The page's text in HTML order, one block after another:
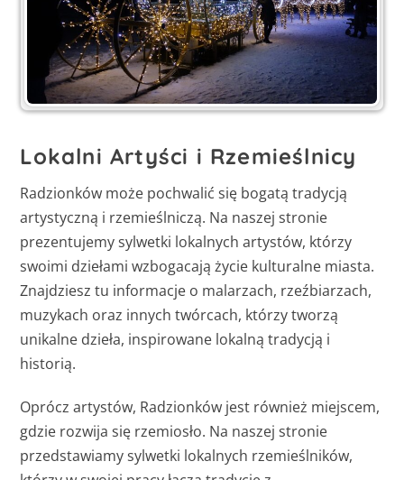
Lokalni Artyści i Rzemieślnicy
Radzionków może pochwalić się bogatą tradycją
artystyczną i rzemieślniczą. Na naszej stronie
prezentujemy sylwetki lokalnych artystów, którzy
swoimi dziełami wzbogacają życie kulturalne miasta.
Znajdziesz tu informacje o malarzach, rzeźbiarzach,
muzykach oraz innych twórcach, którzy tworzą
unikalne dzieła, inspirowane lokalną tradycją i
historią.
Oprócz artystów, Radzionków jest również miejscem,
gdzie rozwija się rzemiosło. Na naszej stronie
przedstawiamy sylwetki lokalnych rzemieślników,